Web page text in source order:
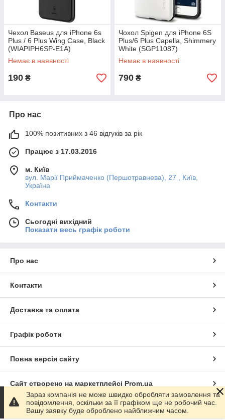
Чехол Baseus для iPhone 6s
Plus / 6 Plus Wing Case, Black
(WIAPIPH6SP-E1A)
Немає в наявності
190 ₴
Чохол Spigen для iPhone 6S
Plus/6 Plus Capella, Shimmery
White (SGP11087)
Немає в наявності
790 ₴
Про нас
100% позитивних з 46 відгуків за рік
Працює з 17.03.2016
м. Київ
вул. Марії Приймаченко (Першотравнева), 27 , Київ,
Україна
Контакти
Сьогодні вихідний
Показати весь графік роботи
Про нас
Контакти
Доставка та оплата
Графік роботи
Повна версія сайту
Сайт створено на маркетплейсі Prom.ua
Політика конфіденційності
Зараз компанія не може швидко обробляти замовлення та
повідомлення, оскільки за її графіком ще не робочий час.
Вашу заявку буде оброблено найближчим часом.